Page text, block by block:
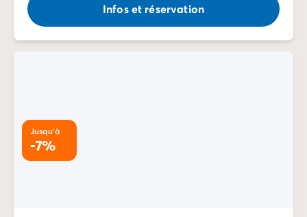
Infos et réservation
Jusqu'à
-7%